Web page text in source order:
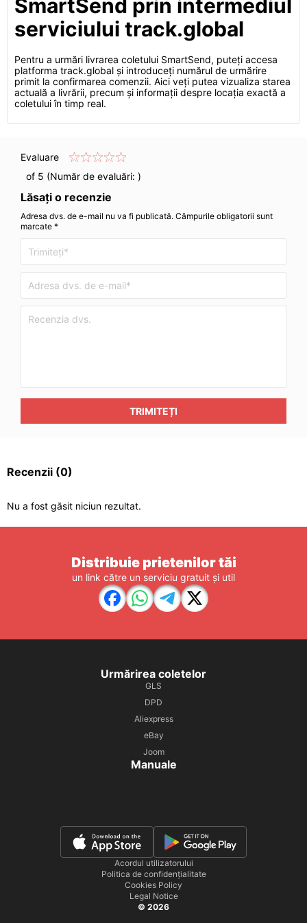
SmartSend prin intermediul
serviciului track.global
Pentru a urmări livrarea coletului SmartSend, puteți accesa
platforma track.global și introduceți numărul de urmărire
primit la confirmarea comenzii. Aici veți putea vizualiza starea
actuală a livrării, precum și informații despre locația exactă a
coletului în timp real.
Evaluare
of 5 (Număr de evaluări: )
Lăsați o recenzie
Adresa dvs. de e-mail nu va fi publicată. Câmpurile obligatorii sunt
marcate *
TRIMITEȚI
Recenzii (0)
Nu a fost găsit niciun rezultat.
Distribuie prietenilor tăi
un link către un serviciu gratuit și util
Urmărirea coletelor
GLS
DPD
Aliexpress
eBay
Joom
Manuale
Acordul utilizatorului
Politica de confidențialitate
Cookies Policy
Legal Notice
© 2026